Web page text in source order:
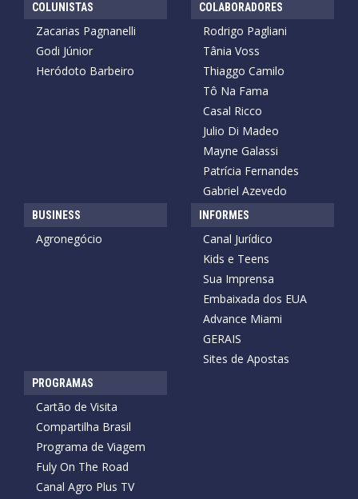
COLUNISTAS
Zacarias Pagnanelli
Godi Júnior
Heródoto Barbeiro
COLABORADORES
Rodrigo Pagliani
Tânia Voss
Thiaggo Camilo
Tô Na Fama
Casal Ricco
Julio Di Madeo
Mayne Galassi
Patrícia Fernandes
Gabriel Azevedo
BUSINESS
Agronegócio
INFORMES
Canal Jurídico
Kids e Teens
Sua Imprensa
Embaixada dos EUA
Advance Miami
GERAIS
Sites de Apostas
PROGRAMAS
Cartão de Visita
Compartilha Brasil
Programa de Viagem
Fuly On The Road
Canal Agro Plus TV